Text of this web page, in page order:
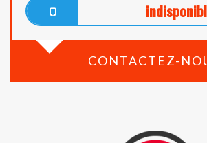
CONTACTEZ-